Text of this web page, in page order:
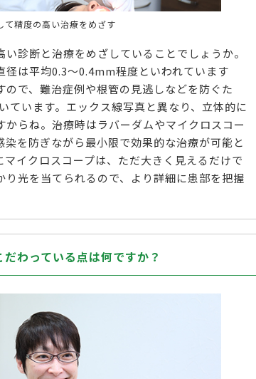
精度の高い治療をめざす
診断と治療をめざしていることでしょうか。
は平均0.3～0.4mm程度といわれています
で、難治症例や根管の見逃しなどを防ぐた
ています。エックス線写真と異なり、立体的に
らね。治療時はラバーダムやマイクロスコー
を防ぎながら最小限で効果的な治療が可能と
イクロスコープは、ただ大きく見えるだけで
光を当てられるので、より詳細に患部を把握
わっている点は何ですか？